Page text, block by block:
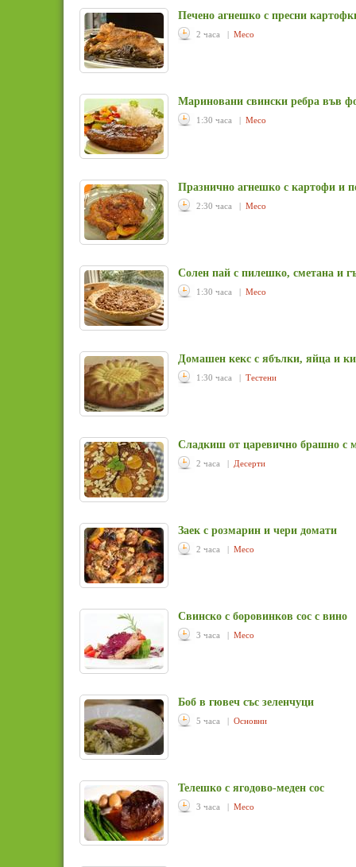
Печено агнешко с пресни
2 часа | Месо
Мариновани свински ребра във
1:30 часа | Месо
Празнично агнешко с картофи и
2:30 часа | Месо
Солен пай с пилешко, сметана и
1:30 часа | Месо
Домашен кекс с ябълки, яйца и
1:30 часа | Тестени
Сладкиш от царевично брашно с
2 часа | Десерти
Заек с розмарин и чери домати
2 часа | Месо
Свинско с боровинков сос с вино
3 часа | Месо
Боб в гювеч със зеленчуци
5 часа | Основни
Телешко с ягодово-меден сос
3 часа | Месо